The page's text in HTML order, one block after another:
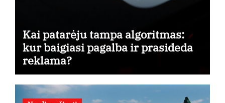
Kai patarėju tampa algoritmas:
kur baigiasi pagalba ir prasideda
reklama?